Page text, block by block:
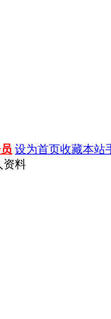
设为首页收藏本站
资料